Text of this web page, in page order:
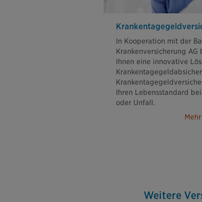
In Kooperation mit der
Krankenversicherung AG
Ihnen eine innovative
Ihren Lebensstandard
oder Unfall.
Weitere